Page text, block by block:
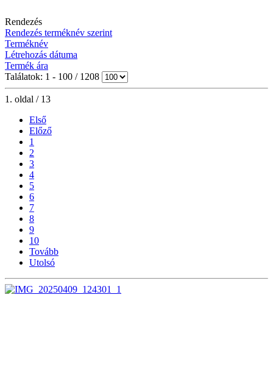
Rendezés
Rendezés terméknév szerint
Terméknév
Létrehozás dátuma
Termék ára
Találatok: 1 - 100 / 1208
1. oldal / 13
Első
Előző
1
2
3
4
5
6
7
8
9
10
Tovább
Utolsó